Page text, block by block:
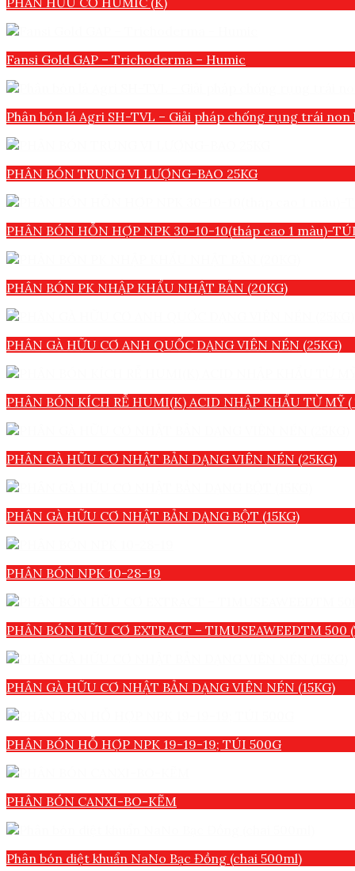
Fansi Gold GAP – Trichoderma – Humic
Phân bón lá Agri SH-TVL – Giải pháp chống rụng trái non
PHÂN BÓN TRUNG VI LƯỢNG-BAO 25KG
PHÂN BÓN HỖN HỢP NPK 30-10-10(tháp cao 1 màu)-
PHÂN BÓN PK NHẬP KHẨU NHẬT BẢN (20KG)
PHÂN GÀ HỮU CƠ ANH QUỐC DẠNG VIÊN NÉN (25KG)
PHÂN BÓN KÍCH RỄ HUMI(K) ACID NHẬP KHẨU TỪ MỸ (
PHÂN GÀ HỮU CƠ NHẬT BẢN DẠNG VIÊN NÉN (25KG)
PHÂN GÀ HỮU CƠ NHẬT BẢN DẠNG BỘT (15KG)
PHÂN BÓN NPK 10-28-19
PHÂN BÓN HỮU CƠ EXTRACT – TIMUSEAWEEDTM 500
PHÂN GÀ HỮU CƠ NHẬT BẢN DẠNG VIÊN NÉN (15KG)
PHÂN BÓN HỖ HỢP NPK 19-19-19; TÚI 500G
PHÂN BÓN CANXI-BO-KẼM
Phân bón diệt khuẩn NaNo Bạc Đồng (chai 500ml)